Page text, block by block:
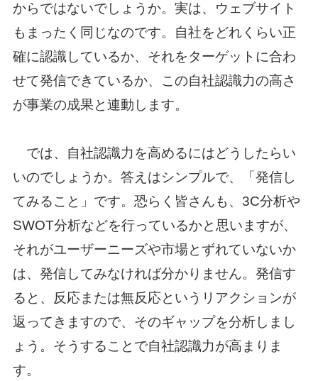
からではないでしょうか。実は、ウェブサイト
もまったく同じなのです。自社をどれくらい正
確に認識しているか、それをターゲットに合わ
せて発信できているか、この自社認識力の高さ
が事業の成果と連動します。
では、自社認識力を高めるにはどうしたらい
いのでしょうか。答えはシンプルで、「発信し
てみること」です。恐らく皆さんも、3C分析や
SWOT分析などを行っているかと思いますが、
それがユーザーニーズや市場とずれていないか
は、発信してみなければ分かりません。発信す
ると、反応または無反応というリアクションが
返ってきますので、そのギャップを分析しまし
ょう。そうすることで自社認識力が高まりま
す。